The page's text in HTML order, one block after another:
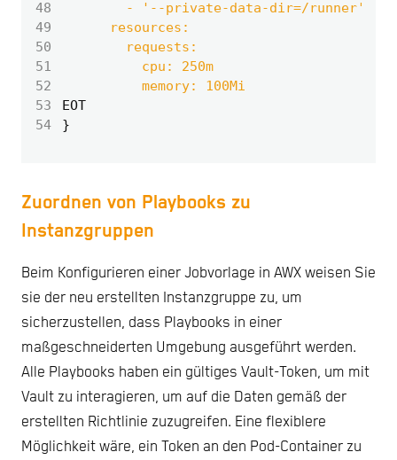
48
49
50
51
52
53
EOT
54
}
Zuordnen von Playbooks zu
Instanzgruppen
Beim Konfigurieren einer Jobvorlage in AWX weisen Sie
sie der neu erstellten Instanzgruppe zu, um
sicherzustellen, dass Playbooks in einer
maßgeschneiderten Umgebung ausgeführt werden.
Alle Playbooks haben ein gültiges Vault-Token, um mit
Vault zu interagieren, um auf die Daten gemäß der
erstellten Richtlinie zuzugreifen. Eine flexiblere
Möglichkeit wäre, ein Token an den Pod-Container zu